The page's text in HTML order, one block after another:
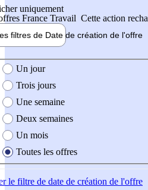
uniquement
France Travail Cette action
filtres de Date de création de l'offre
création de l'offre
Un jour
Trois jours
Une semaine
Deux semaines
Un mois
Toutes les offres
le filtre de date de création de l'offre